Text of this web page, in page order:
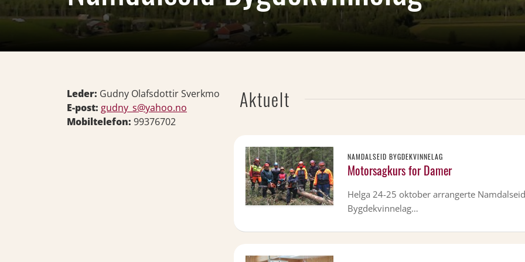
Leder: Gudny Olafsdottir Sverkmo
E-post: gudny_s@yahoo.no
Mobiltelefon: 99376702
Aktuelt
NAMDALSEID BYGDEKVINNELAG
Motorsagkurs for Damer
Helga 24-25 oktober arrangerte Namdalseid
Bygdekvinnelag…